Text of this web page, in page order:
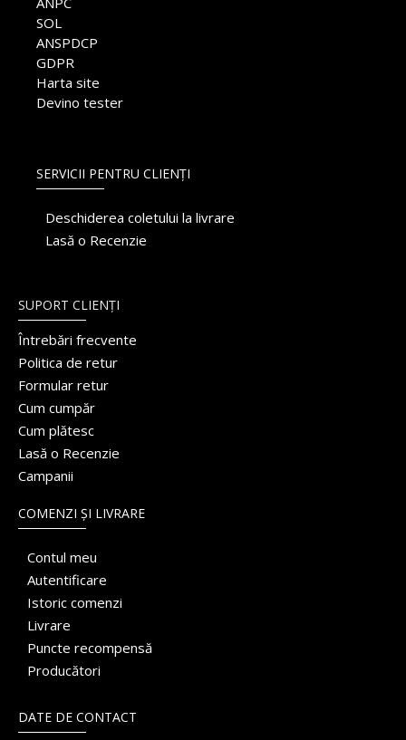
SOL
ANSPDCP
GDPR
Harta site
Devino tester
SERVICII PENTRU CLIENȚI
Deschiderea coletului la livrare
Lasă o Recenzie
SUPORT CLIENȚI
Întrebări frecvente
Politica de retur
Formular retur
Cum cumpăr
Cum plătesc
Lasă o Recenzie
Campanii
COMENZI ȘI LIVRARE
Contul meu
Autentificare
Istoric comenzi
Livrare
Puncte recompensă
Producători
DATE DE CONTACT